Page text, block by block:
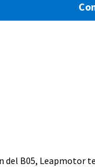
B05, Leapmotor